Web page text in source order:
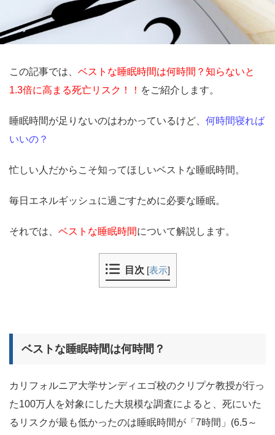
この記事では、 ベストな睡眠時間は何時間？知らないと
1.3倍に高まる死亡リスク！！ をご紹介します。
睡眠時間が足りないのはわかっているけど、 何時間寝れば
いいの？
忙しい人だからこそ知ってほしいベストな睡眠時間。
毎日エネルギッシュに過ごすために必要な睡眠。
それでは、 ベストな睡眠時間について解説します。
目次 [表示]
ベストな睡眠時間は何時間？
カリフォルニア大学サンディエゴ校のクリプケ教授が行っ
た100万人を対象にした大規模な調査によると、死にいた
るリスクが最も低かったのは睡眠時間が「7時間」(6.5～